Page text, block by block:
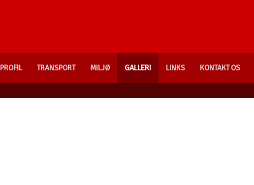
PROFIL TRANSPORT MILJØ GALLERI LINKS KONTAKT OS